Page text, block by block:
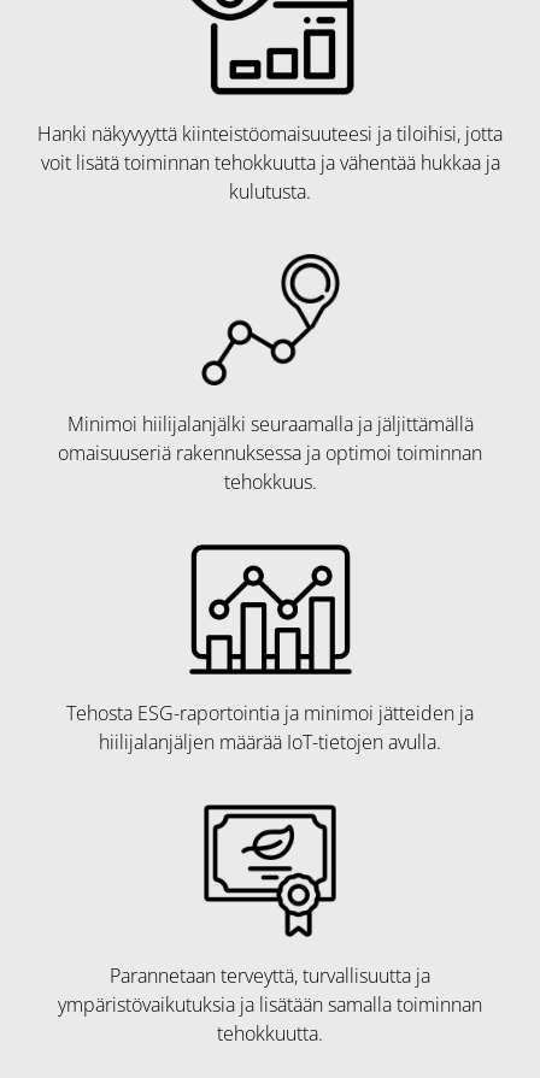
Hanki näkyvyyttä kiinteistöomaisuuteesi ja tiloihisi, jotta
voit lisätä toiminnan tehokkuutta ja vähentää hukkaa ja
kulutusta.
Minimoi hiilijalanjälki seuraamalla ja jäljittämällä
omaisuuseriä rakennuksessa ja optimoi toiminnan
tehokkuus.
Tehosta ESG-raportointia ja minimoi jätteiden ja
hiilijalanjäljen määrää IoT-tietojen avulla.
Parannetaan terveyttä, turvallisuutta ja
ympäristövaikutuksia ja lisätään samalla toiminnan
tehokkuutta.